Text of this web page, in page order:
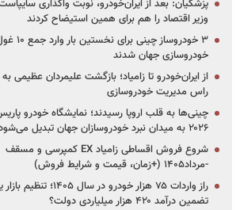
پزشکیان: بعد از ایران‌خودرو، نوبت واگذاری
وزیر اقتصاد را هم برای همین استیضاح کردند
۳ خودروساز چینی برای نخستین
خودروسازی جهان شدند
از ایران‌خودرو تا زامیاد؛ بازگشت علیمردان عظیمی به
راس مدیریت خودروسازی
چینی‌ها به قلب اروپا رسیدند؛ نمایشگاه خودرو
۲۰۲۶ به میدان نبرد خودروسازان جهان تبدیل می‌شود
شروع فروش اقساطی زامیاد EX کمپرسی و مسقف
-مرداد۱۴۰۵ (+زمان، قیمت و شرایط فروش)
راز واردات ۷۵ هزار خودرو در سال ۱۴۰۵؛ تنظیم
تضمین درآمد ۴۲۰ هزار میلیاردی دولت؟